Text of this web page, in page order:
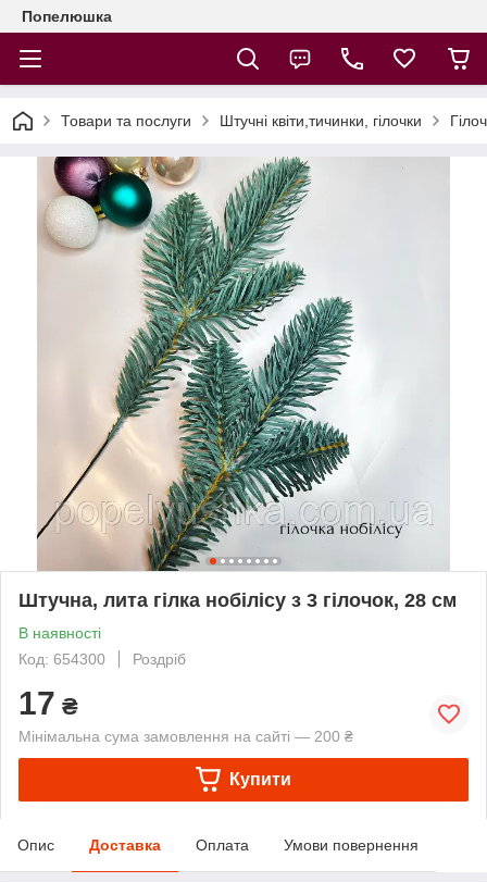
Попелюшка
Товари та послуги Штучні квіти,тичинки, гілочки
Штучна, лита гілка нобілісу з 3 гілочок, 28 см
В наявності
Код: 654300
Роздріб
17 ₴
Мінімальна сума замовлення на сайті — 200 ₴
Купити
Опис Доставка Оплата Умови повернення